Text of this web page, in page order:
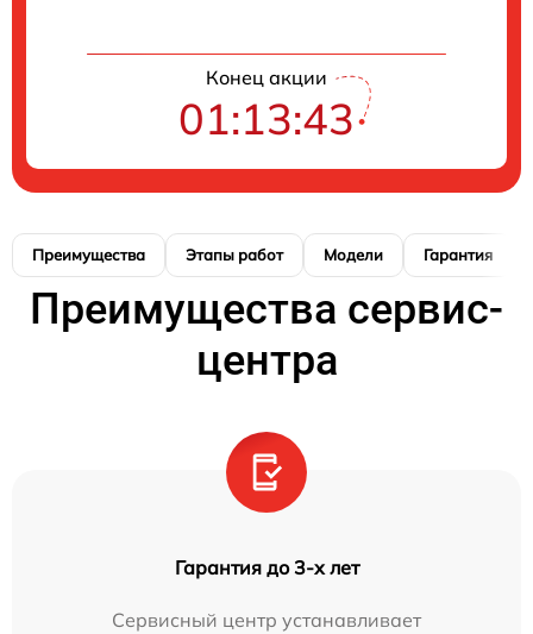
Конец акции
01:13:42
Преимущества Этапы работ Модели Гарантия
Преимущества сервис-
центра
Гарантия до 3-х лет
Сервисный центр устанавливает